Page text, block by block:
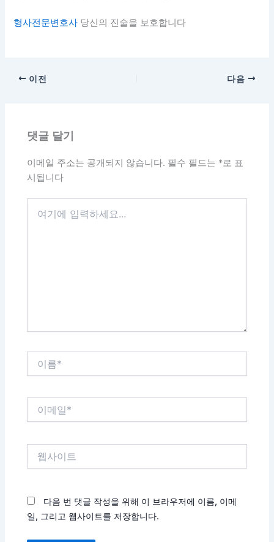
형사전문변호사 당신의 진술을 보호합니다
이전 다음
댓글 달기
이메일 주소는 공개되지 않습니다. 필수 필드는 *로 표
시됩니다
다음 번 댓글 작성을 위해 이 브라우저에 이름, 이메
일, 그리고 웹사이트를 저장합니다.